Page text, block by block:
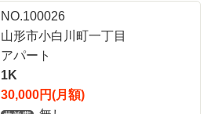
NO.100026
山形市小白川町一丁目
アパート
1K
30,000円(月額)